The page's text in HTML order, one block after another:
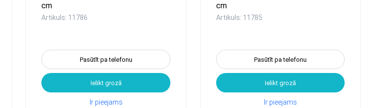
cm
Artikuls: 11786
Pasūtīt pa telefonu
Ielikt grozā
Ir pieejams
сm
Artikuls: 11785
Pasūtīt pa telefonu
Ielikt grozā
Ir pieejams